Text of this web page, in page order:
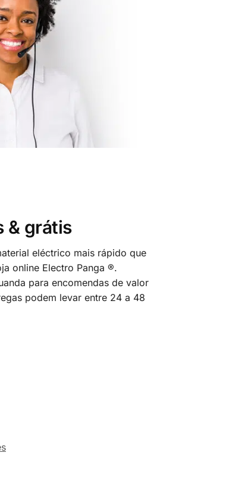
& grátis
eléctrico mais rápido que
online Electro Panga ®.
para encomendas de valor
podem levar entre 24 a 48